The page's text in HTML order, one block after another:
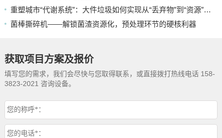
重塑城市“代谢系统”：大件垃圾如何实现从“丢弃物”到“资源”的蜕变
菌棒撕碎机——解锁菌渣资源化，预处理环节的硬核利器
获取项目方案及报价
填写您的需求，我们会尽快与您取得联系，或直接拨打热线电话 158-
3823-2021 咨询设备。